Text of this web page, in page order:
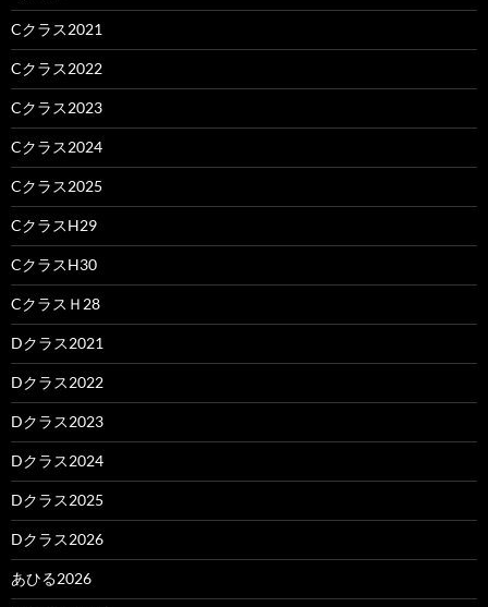
Cクラス2021
Cクラス2022
Cクラス2023
Cクラス2024
Cクラス2025
CクラスH29
CクラスH30
CクラスＨ28
Dクラス2021
Dクラス2022
Dクラス2023
Dクラス2024
Dクラス2025
Dクラス2026
あひる2026